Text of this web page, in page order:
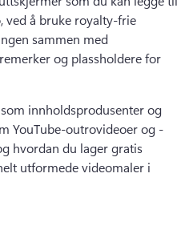
ved å bruke royalty-frie
sammen med
og plassholdere for
innholdsprodusenter og
YouTube-outrovideoer og -
hvordan du lager gratis
utformede videomaler i